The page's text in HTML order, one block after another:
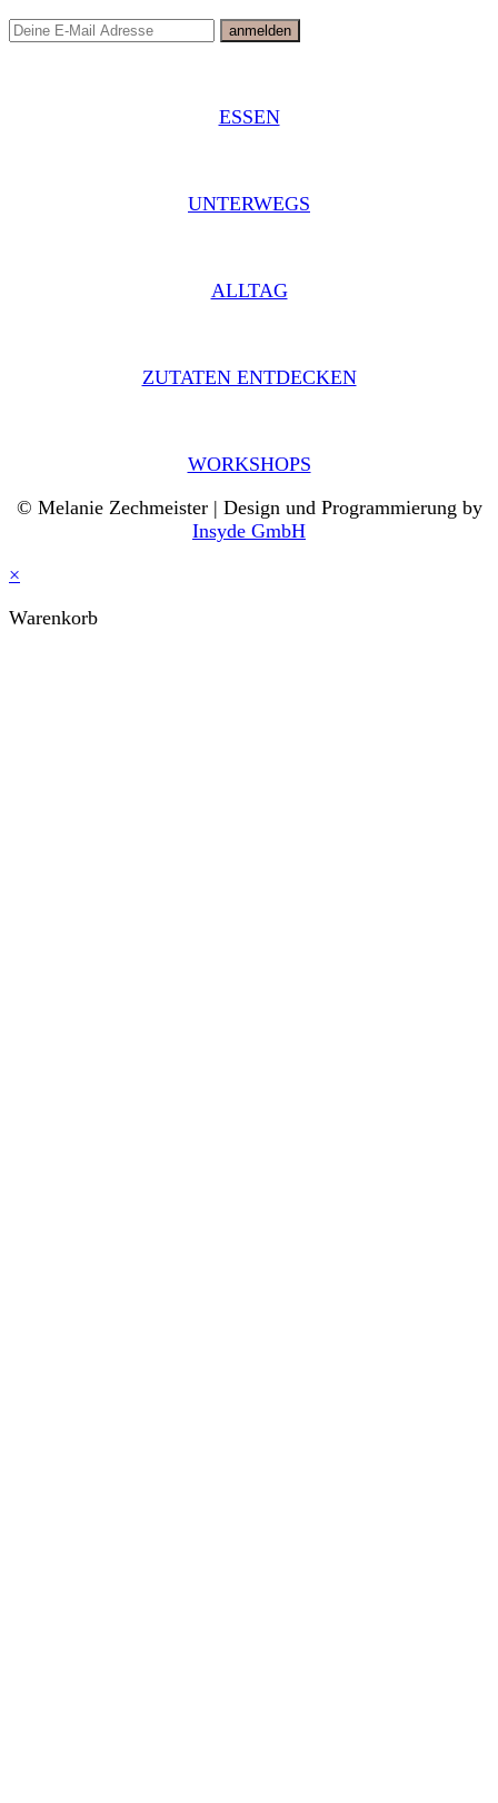
ESSEN
UNTERWEGS
ALLTAG
ZUTATEN ENTDECKEN
WORKSHOPS
© Melanie Zechmeister | Design und Programmierung by
Insyde GmbH
×
Warenkorb